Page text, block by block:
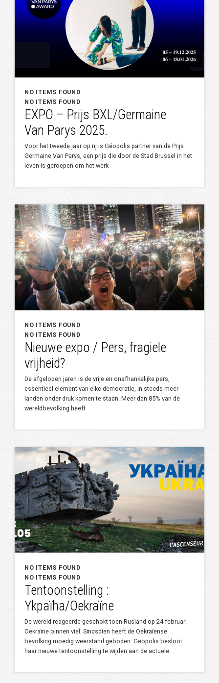
NO ITEMS FOUND
NO ITEMS FOUND
EXPO – Prijs BXL/Germaine
Van Parys 2025.
Voor het tweede jaar op rij is Géopolis partner van de Prijs
Germaine Van Parys, een prijs die door de Stad Brussel in het
leven is geroepen om het werk
NO ITEMS FOUND
NO ITEMS FOUND
Nieuwe expo / Pers, fragiele
vrijheid?
De afgelopen jaren is de vrije en onafhankelijke pers,
essentieel element van elke democratie, in steeds meer
landen onder druk komen te staan. Meer dan 85% van de
wereldbevolking heeft
NO ITEMS FOUND
NO ITEMS FOUND
Tentoonstelling :
Ykpaïha/Oekraïne
De wereld reageerde geschokt toen Rusland op 24 februari
Oekraïne binnen viel. Sindsdien heeft de Oekraïense
bevolking moedig weerstand geboden. Geopolis besloot
haar nieuwe tentoonstelling te wijden aan de actuele